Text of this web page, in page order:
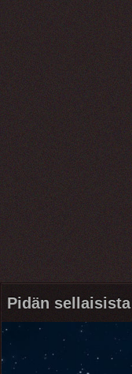
Pidän